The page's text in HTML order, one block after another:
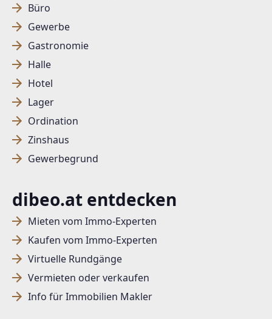
Büro
Gewerbe
Gastronomie
Halle
Hotel
Lager
Ordination
Zinshaus
Gewerbegrund
dibeo.at entdecken
Mieten vom Immo-Experten
Kaufen vom Immo-Experten
Virtuelle Rundgänge
Vermieten oder verkaufen
Info für Immobilien Makler